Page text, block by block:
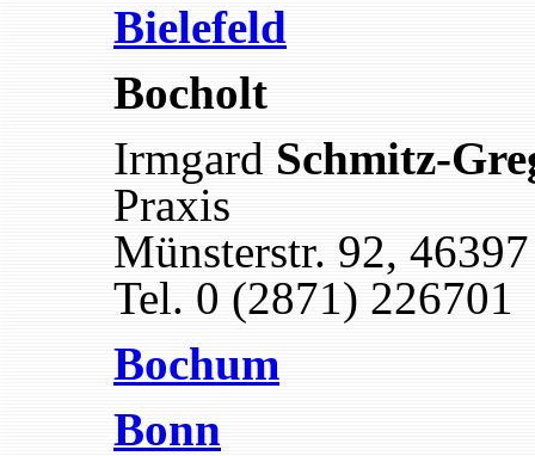
Bielefeld
Bocholt
Irmgard Schmitz-
Praxis
Münsterstr. 92,
Tel. 0 (2871) 226701
Bochum
Bonn